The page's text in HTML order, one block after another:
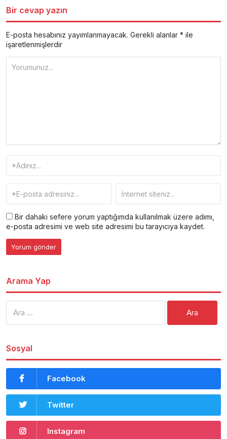
Bir cevap yazın
E-posta hesabınız yayımlanmayacak. Gerekli alanlar * ile
işaretlenmişlerdir
Bir dahaki sefere yorum yaptığımda kullanılmak üzere adımı,
e-posta adresimi ve web site adresimi bu tarayıcıya kaydet.
Arama Yap
Sosyal
Facebook
Twitter
Instagram